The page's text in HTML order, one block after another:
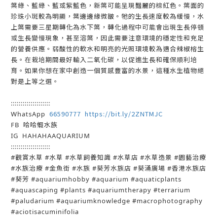
葉綠、藍綠、藍或紫藍色，新葉可能呈現豔麗的棕紅色。葉面的
珍珠小斑較為明顯，葉邊邊緣微皺。牠的生長速度較為緩慢，水
上葉需要三星期轉化為水下葉，轉化過程中可能會出現生長停頓
或生長變慢現象，甚至溶葉，因此需要注意環境的穩定性和充足
的營養供應。弱酸性的軟水和明亮的光照環境較為適合辣椒榕生
長。在栽培期間最好輸入二氧化碳，以促進生長和確保順利培
育。如果你想在家中創造一個質感豐富的水景，這種水生植物絕
對是上等之選。
::::::::::::::::::::
WhatsApp 66590777 https://bit.ly/2ZNTMJC
FB 哈哈蝦水族
IG HAHAHAAQUARIUM
::::::::::::::::::::
#觀賞水草 #水草 #水草飼養知識 #水草店 #水草造景 #園藝治療
#水族治療 #金魚街 #水族 #葵芳水族店 #葵涌廣場 #香港水族店
#葵芳 #aquariumhobby #aquarium #aquaticplants
#aquascaping #plants #aquariumtherapy #terrarium
#paludarium #aquariumknowledge #macrophotography
#aciotisacuminifolia